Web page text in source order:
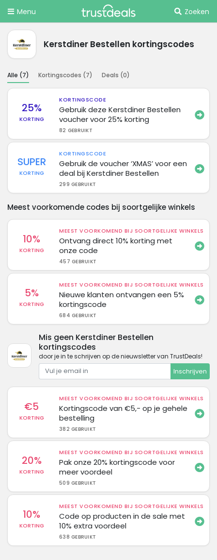
Menu Zoeken
Kerstdiner Bestellen kortingscodes
Alle (7) Kortingscodes (7) Deals (0)
25%
KORTING
KORTINGSCODE
Gebruik deze Kerstdiner Bestellen
voucher voor 25% korting
82 GEBRUIKT
SUPER
KORTING
KORTINGSCODE
Gebruik de voucher ‘XMAS’ voor een
deal bij Kerstdiner Bestellen
299 GEBRUIKT
Meest voorkomende codes bij soortgelijke winkels
10%
KORTING
MEEST VOORKOMEND BIJ SOORTGELIJKE WINKELS
Ontvang direct 10% korting met
onze code
457 GEBRUIKT
5%
KORTING
MEEST VOORKOMEND BIJ SOORTGELIJKE WINKELS
Nieuwe klanten ontvangen een 5%
kortingscode
684 GEBRUIKT
Mis geen Kerstdiner Bestellen
kortingscodes
door je in te schrijven op de nieuwsletter van TrustDeals!
Inschrijven
€5
KORTING
MEEST VOORKOMEND BIJ SOORTGELIJKE WINKELS
Kortingscode van €5,- op je gehele
bestelling
382 GEBRUIKT
20%
KORTING
MEEST VOORKOMEND BIJ SOORTGELIJKE WINKELS
Pak onze 20% kortingscode voor
meer voordeel
509 GEBRUIKT
10%
KORTING
MEEST VOORKOMEND BIJ SOORTGELIJKE WINKELS
Code op producten in de sale met
10% extra voordeel
638 GEBRUIKT